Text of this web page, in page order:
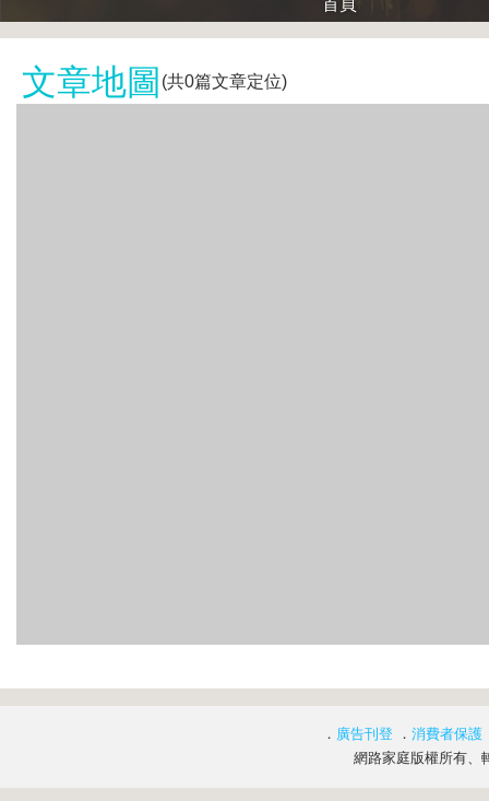
首頁
文章地圖 (共0篇文章定位)
． 廣告刊登 ． 消費者保護
網路家庭版權所有、